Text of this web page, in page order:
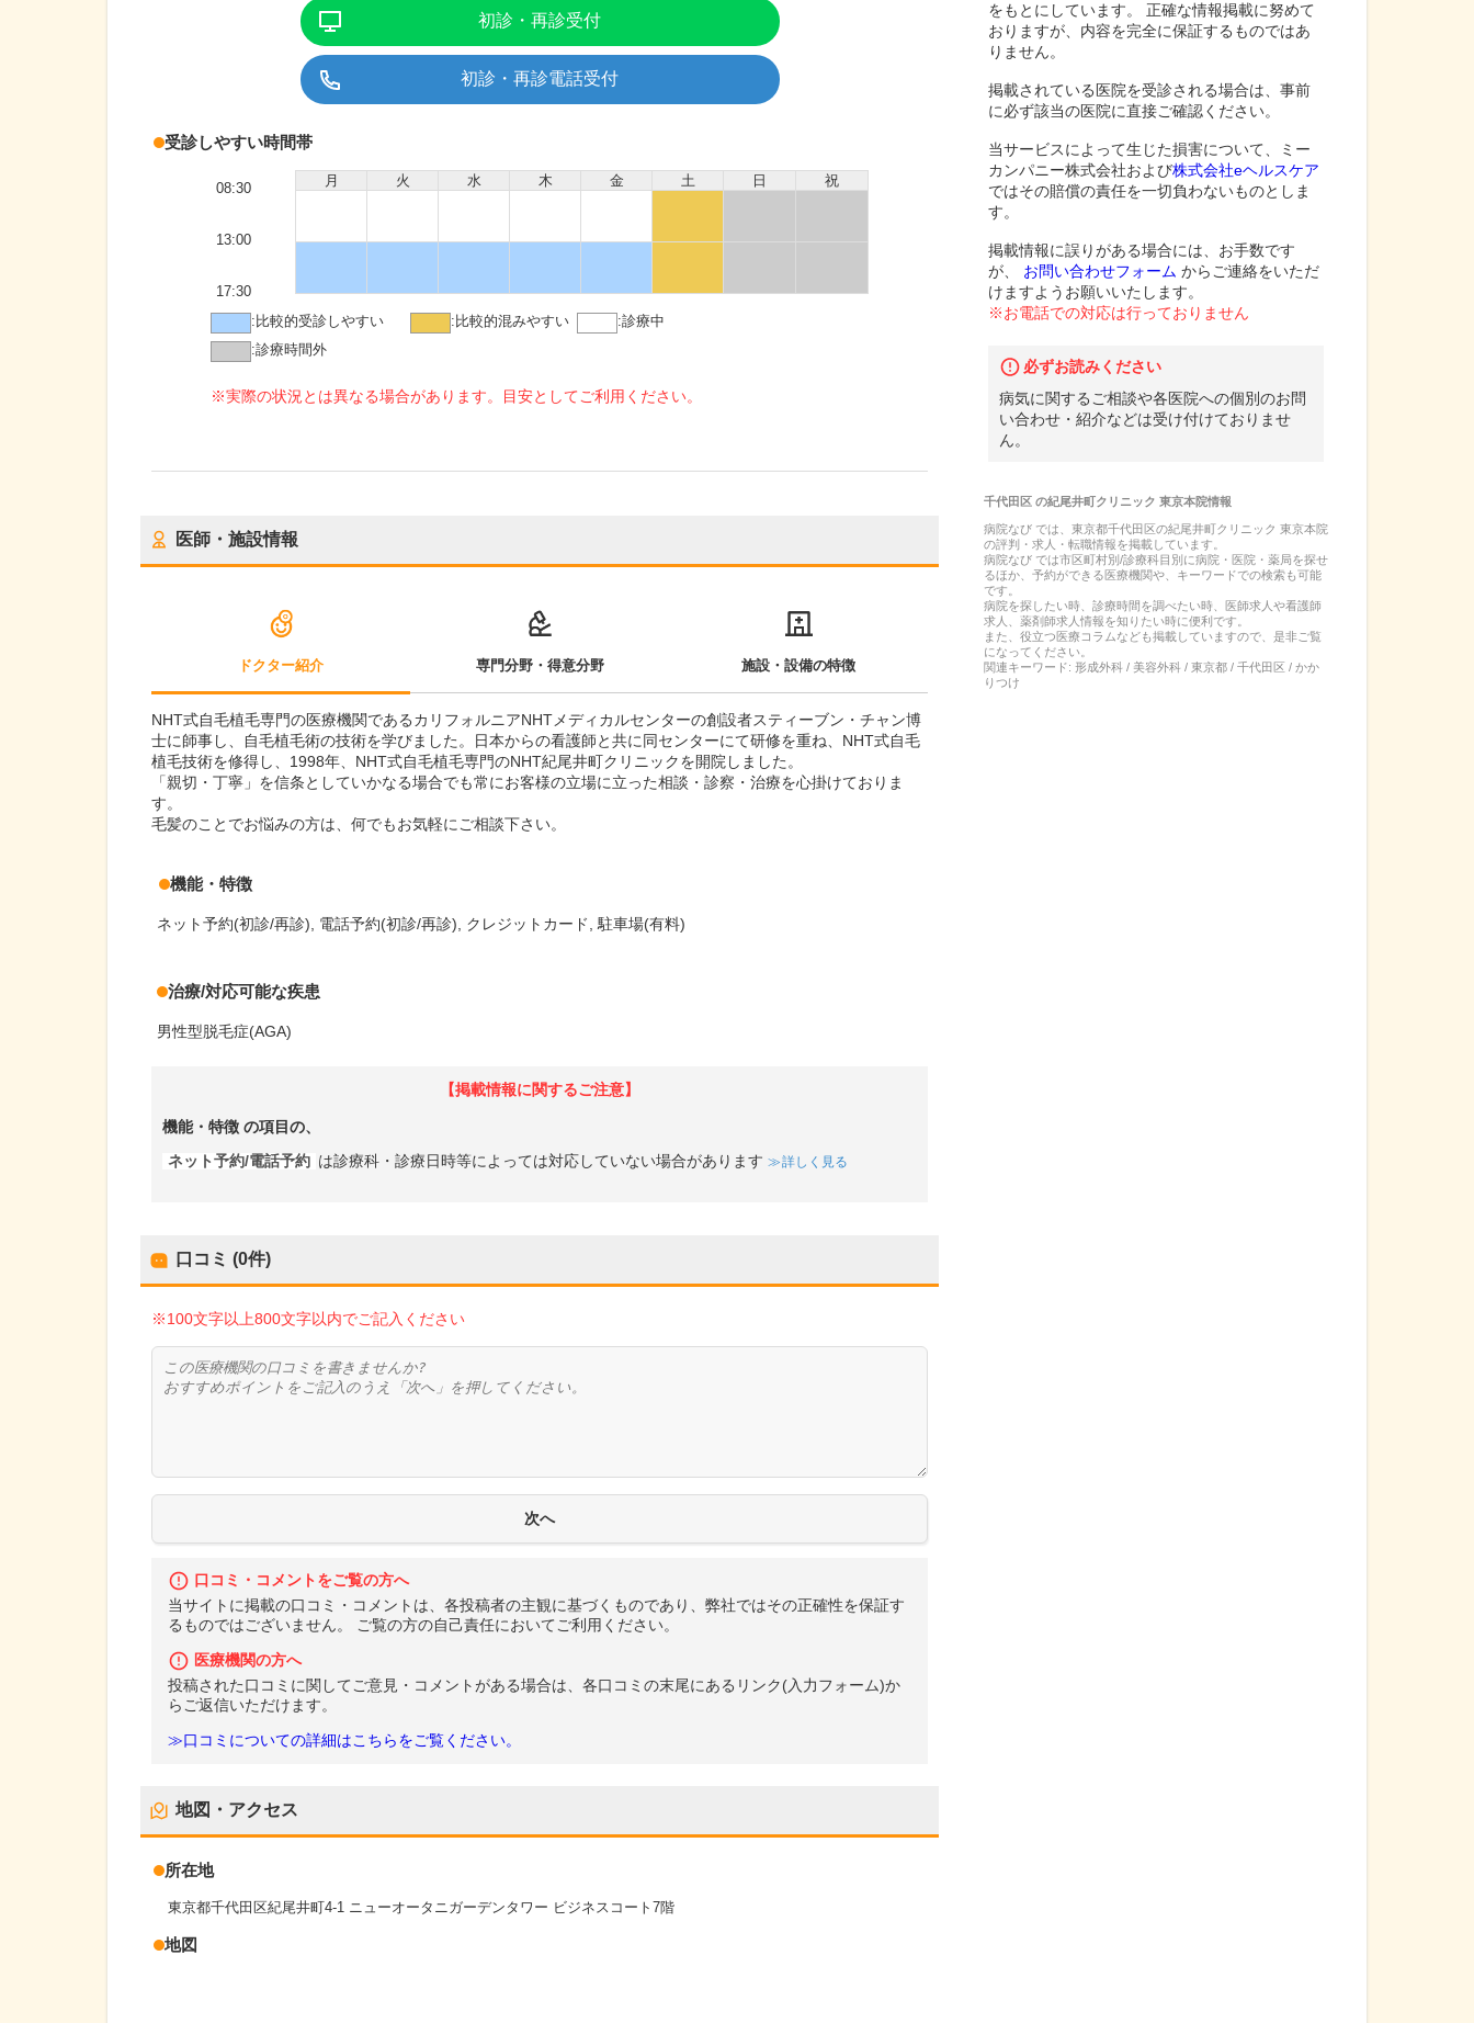
初診・再診受付
初診・再診電話受付
受診しやすい時間帯
月 火 水 木 金 土 日 祝
08:30
13:00
17:30
: 比較的受診しやすい : 比較的混みやすい :診療中
:診療時間外
※実際の状況とは異なる場合があります。目安としてご利用ください。
医師・施設情報
ドクター紹介 専門分野・得意分野 施設・設備の特徴
NHT式自毛植毛専門の医療機関であるカリフォルニアNHTメディカルセンターの創設者スティーブン・チャン博
士に師事し、自毛植毛術の技術を学びました。日本からの看護師と共に同センターにて研修を重ね、NHT式自毛
植毛技術を修得し、1998年、NHT式自毛植毛専門のNHT紀尾井町クリニックを開院しました。
「親切・丁寧」を信条としていかなる場合でも常にお客様の立場に立った相談・診察・治療を心掛けておりま
す。
毛髪のことでお悩みの方は、何でもお気軽にご相談下さい。
機能・特徴
ネット予約(初診/再診) 電話予約(初診/再診) クレジットカード 駐車場(有料)
治療/対応可能な疾患
男性型脱毛症(AGA)
【掲載情報に関するご注意】
機能・特徴 の項目の、
ネット予約/電話予約 は診療科・診療日時等によっては対応していない場合があります 詳しく見る
口コミ (0件)
※100文字以上800文字以内でご記入ください
口コミ・コメントをご覧の方へ
当サイトに掲載の口コミ・コメントは、各投稿者の主観に基づくものであり、弊社ではその正確性を保証す
るものではございません。 ご覧の方の自己責任においてご利用ください。
医療機関の方へ
投稿された口コミに関してご意見・コメントがある場合は、各口コミの末尾にあるリンク(入力フォーム)か
らご返信いただけます。
≫口コミについての詳細はこちらをご覧ください。
地図・アクセス
所在地
東京都千代田区紀尾井町4-1 ニューオータニガーデンタワー ビジネスコート7階
地図
をもとにしています。 正確な情報掲載に努めて
おりますが、内容を完全に保証するものではあ
りません。
掲載されている医院を受診される場合は、事前
に必ず該当の医院に直接ご確認ください。
当サービスによって生じた損害について、ミー
カンパニー株式会社および株式会社eヘルスケア
ではその賠償の責任を一切負わないものとしま
す。
掲載情報に誤りがある場合には、お手数です
が、
お問い合わせフォーム からご連絡をいただ
けますようお願いいたします。
※お電話での対応は行っておりません
必ずお読みください
病気に関するご相談や各医院への個別のお問
い合わせ・紹介などは受け付けておりませ
ん。
千代田区の紀尾井町クリニック 東京本院情報
病院なび では、 東京都千代田区の紀尾井町クリニック 東京本院
の評判・求人・転職情報を掲載しています。
病院なび では市区町村別/診療科目別に病院・医院・薬局を探せ
るほか、予約ができる医療機関や、キーワードでの検索も可能
です。
病院を探したい時、診療時間を調べたい時、医師求人や看護師
求人、薬剤師求人情報を知りたい時に便利です。
また、役立つ医療コラムなども掲載していますので、是非ご覧
になってください。
関連キーワード: 形成外科 / 美容外科 / 東京都 / 千代田区 / かか
りつけ